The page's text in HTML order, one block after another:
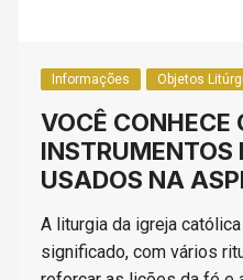
Informações Objetos
VOCÊ CONHECE
INSTRUMENTOS
USADOS NA
A liturgia da igreja
significado, com vários